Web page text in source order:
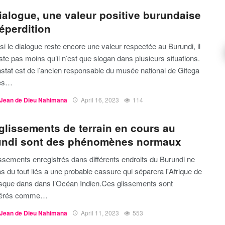
une valeur positive burundaise
le dialogue reste encore une valeur respectée au Burundi, il
pas moins qu’il n’est que slogan dans plusieurs situations.
est de l’ancien responsable du musée national de Gitega
Jean de Dieu Nahimana April 16, 2023 114
de terrain en cours au
sont des phénomènes normaux
enregistrés dans différents endroits du Burundi ne
du tout liés a une probable cassure qui séparera l'Afrique de
dans dans l’Océan Indien.Ces glissements sont
comme…
Jean de Dieu Nahimana April 11, 2023 553